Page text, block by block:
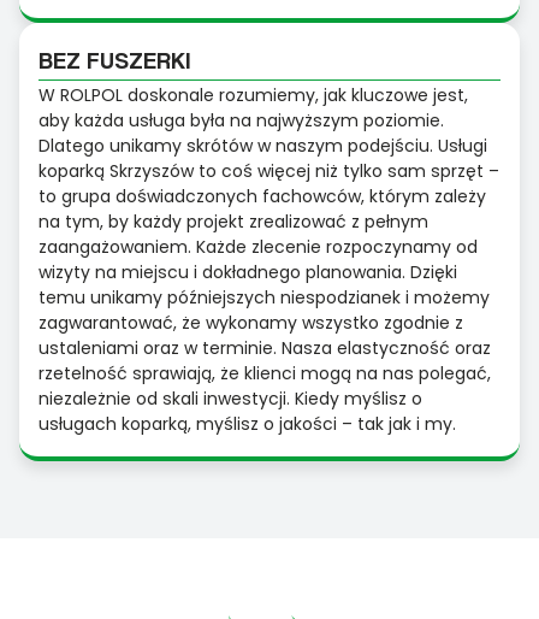
BEZ FUSZERKI
W ROLPOL doskonale rozumiemy, jak kluczowe jest,
aby każda usługa była na najwyższym poziomie.
Dlatego unikamy skrótów w naszym podejściu. Usługi
koparką Skrzyszów to coś więcej niż tylko sam sprzęt –
to grupa doświadczonych fachowców, którym zależy
na tym, by każdy projekt zrealizować z pełnym
zaangażowaniem. Każde zlecenie rozpoczynamy od
wizyty na miejscu i dokładnego planowania. Dzięki
temu unikamy późniejszych niespodzianek i możemy
zagwarantować, że wykonamy wszystko zgodnie z
ustaleniami oraz w terminie. Nasza elastyczność oraz
rzetelność sprawiają, że klienci mogą na nas polegać,
niezależnie od skali inwestycji. Kiedy myślisz o
usługach koparką, myślisz o jakości – tak jak i my.